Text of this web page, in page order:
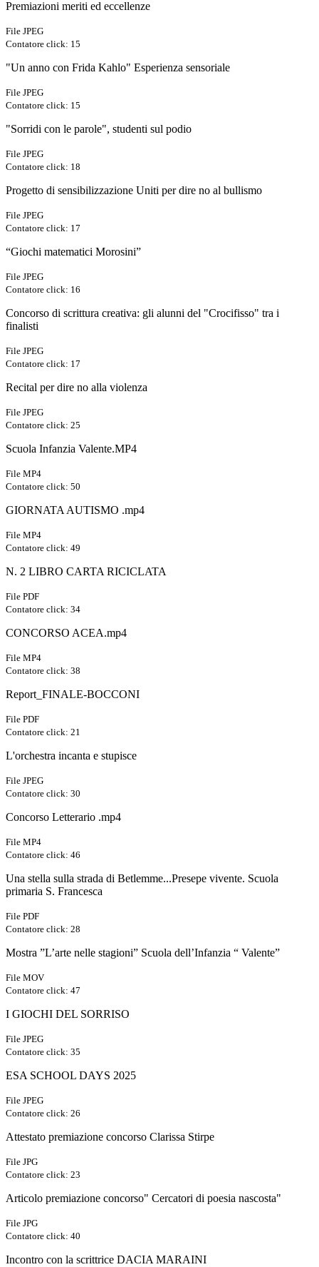
Premiazioni meriti ed eccellenze
File JPEG
Contatore click: 15
"Un anno con Frida Kahlo" Esperienza sensoriale
File JPEG
Contatore click: 15
"Sorridi con le parole", studenti sul podio
File JPEG
Contatore click: 18
Progetto di sensibilizzazione Uniti per dire no al bullismo
File JPEG
Contatore click: 17
“Giochi matematici Morosini”
File JPEG
Contatore click: 16
Concorso di scrittura creativa: gli alunni del "Crocifisso" tra i
finalisti
File JPEG
Contatore click: 17
Recital per dire no alla violenza
File JPEG
Contatore click: 25
Scuola Infanzia Valente.MP4
File MP4
Contatore click: 50
GIORNATA AUTISMO .mp4
File MP4
Contatore click: 49
N. 2 LIBRO CARTA RICICLATA
File PDF
Contatore click: 34
CONCORSO ACEA.mp4
File MP4
Contatore click: 38
Report_FINALE-BOCCONI
File PDF
Contatore click: 21
L'orchestra incanta e stupisce
File JPEG
Contatore click: 30
Concorso Letterario .mp4
File MP4
Contatore click: 46
Una stella sulla strada di Betlemme...Presepe vivente. Scuola
primaria S. Francesca
File PDF
Contatore click: 28
Mostra ”L’arte nelle stagioni” Scuola dell’Infanzia “ Valente”
File MOV
Contatore click: 47
I GIOCHI DEL SORRISO
File JPEG
Contatore click: 35
ESA SCHOOL DAYS 2025
File JPEG
Contatore click: 26
Attestato premiazione concorso Clarissa Stirpe
File JPG
Contatore click: 23
Articolo premiazione concorso" Cercatori di poesia nascosta"
File JPG
Contatore click: 40
Incontro con la scrittrice DACIA MARAINI